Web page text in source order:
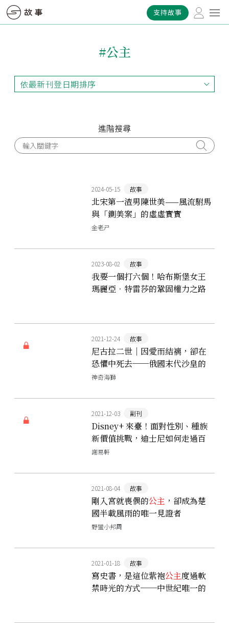
支持故事
#公主
依最新刊登日期排序
依最新刊登日期排序
進階搜尋
2024-05-15 故事
北宋第一渣男陳世美——風流駙馬
與「鍘美案」的虛虛實實
金老ㄕ
2023-08-02 故事
我要一個打六個！哈布斯堡女王
瑪麗亞．特雷莎的鞏固權力之路
2021-12-24 故事
尼古拉二世｜因愛而結褵，卻在
恐懼中死去──俄國末代沙皇的
悲劇
神奇海獅
2021-12-03 副刊
Disney+ 來臺！面對性別、種族
新價值挑戰，迪士尼如何走過百
年依然屹立不搖？
謝易軒
2021-08-04 故事
剛入宮就喪偶的公主 ，卻成為楚
國半載風雨的唯一見證者
──「曾姬無卹壺」的由來
野蠻小邦周
2021-01-18 故事
寫史書，是這位紫袍公主度過軟
禁時光的方式──中世紀唯一的